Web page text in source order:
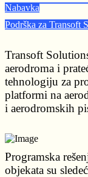
Nabavka
Podrška za Transoft
Transoft
aerodroma i
tehnologiju za
platformi na
i aerodromskih
Programska
objekata su